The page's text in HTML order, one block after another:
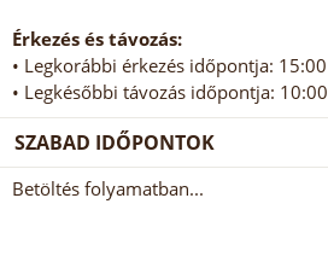
Érkezés és távozás:
• Legkorábbi érkezés időpontja: 15:00
• Legkésőbbi távozás időpontja: 10:00
SZABAD IDŐPONTOK
Betöltés folyamatban...